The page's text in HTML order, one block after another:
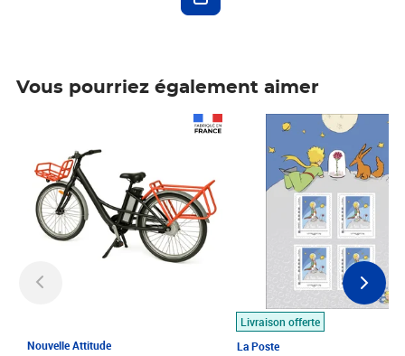
Vous pourriez également aimer
Nouvelle Attitude
Livraison offerte
La Poste
Prix 7,50€